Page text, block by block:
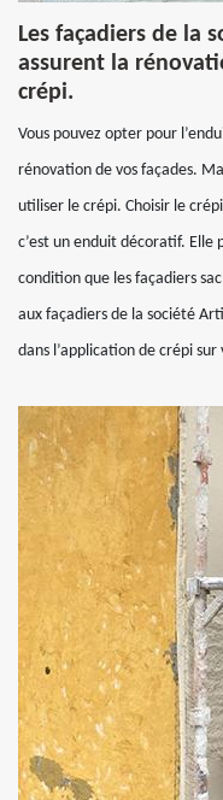
Les façadiers de la
assurent la
crépi.
Vous pouvez opter pour
rénovation de vos façades.
utiliser le crépi. Choisir le
c’est un enduit décoratif. Elle
condition que les façadiers
aux façadiers de la société
dans l’application de crépi sur